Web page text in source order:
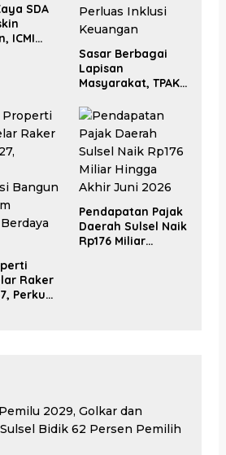
SDA
ICMI
Sasar Berbagai
Lapisan
Masyarakat, TPAKD
Inklusi Keuangan
Raker
Perkuat
Pendapatan Pajak
Daerah Sulsel Naik
Rp176 Miliar